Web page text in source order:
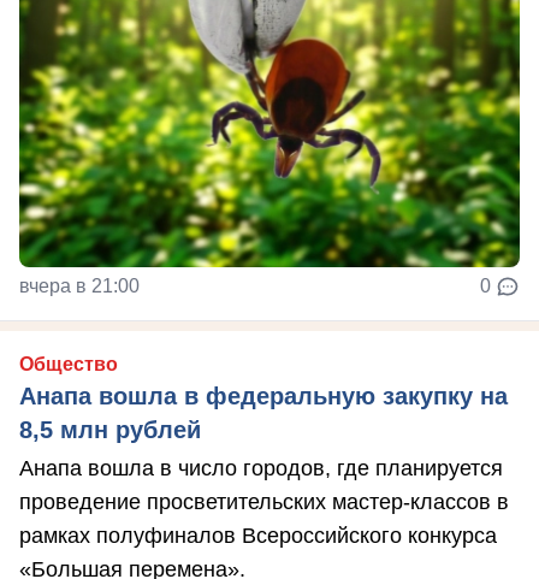
вчера в 21:00 0
Общество
Анапа вошла в федеральную закупку на
8,5 млн рублей
Анапа вошла в число городов, где планируется
проведение просветительских мастер-классов в
рамках полуфиналов Всероссийского конкурса
«Большая перемена».